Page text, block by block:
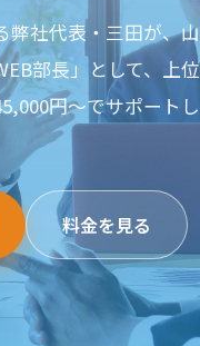
弊社代表・三田が、山
部長」として、上位
円〜でサポートし
料金を見る